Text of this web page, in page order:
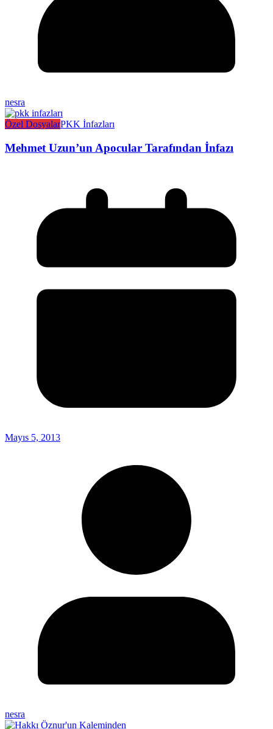
nesra
Özel DosyalarPKK İnfazları
Mehmet Uzun’un Apocular Tarafından İnfazı
Mayıs 5, 2013
nesra